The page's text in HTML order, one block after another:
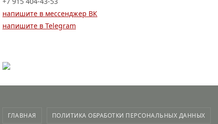
напишите в мессенджер ВК
напишите в Telegram
ГЛАВНАЯ ПОЛИТИКА ОБРАБОТКИ ПЕРСОНАЛЬНЫХ ДАННЫХ